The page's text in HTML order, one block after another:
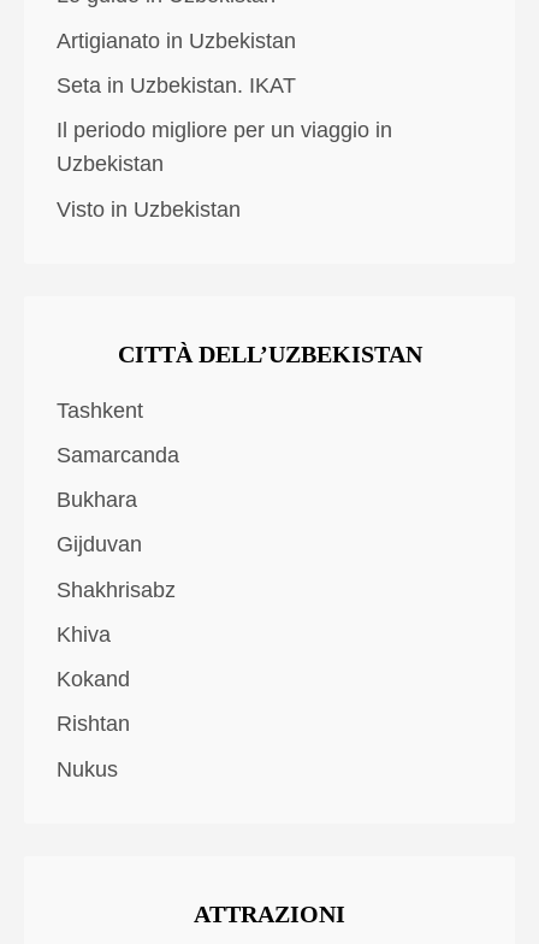
Artigianato in Uzbekistan
Seta in Uzbekistan. IKAT
Il periodo migliore per un viaggio in
Uzbekistan
Visto in Uzbekistan
CITTÀ DELL’UZBEKISTAN
Tashkent
Samarcanda
Bukhara
Gijduvan
Shakhrisabz
Khiva
Kokand
Rishtan
Nukus
ATTRAZIONI